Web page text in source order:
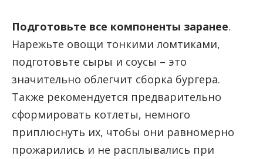
Подготовьте все компоненты заранее.
Нарежьте овощи тонкими ломтиками,
подготовьте сыры и соусы – это
значительно облегчит сборка бургера.
Также рекомендуется предварительно
сформировать котлеты, немного
приплюснуть их, чтобы они равномерно
прожарились и не расплывались при